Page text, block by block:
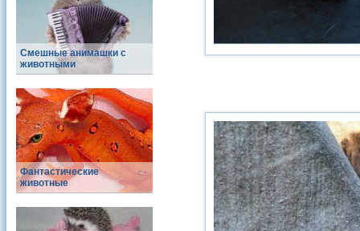
Смешные анимашки с
животными
Фантастические
животные